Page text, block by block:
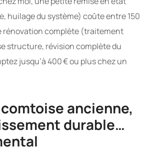
huilage du système) coûte entre 150
rénovation complète (traitement
structure, révision complète du
jusqu’à 400 € ou plus chez un
comtoise ancienne,
durable…